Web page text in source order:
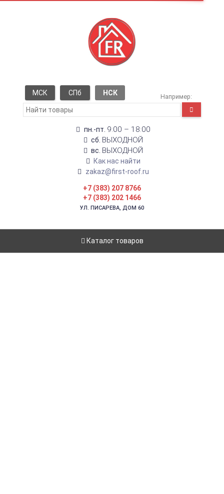
МСК СПб НСК Например:
пн.-пт. 9:00 – 18:00
сб. ВЫХОДНОЙ
вс. ВЫХОДНОЙ
Как нас найти
zakaz@first-roof.ru
+7 (383) 207 8766
+7 (383) 202 1466
УЛ. ПИСАРЕВА, ДОМ 60
Каталог товаров